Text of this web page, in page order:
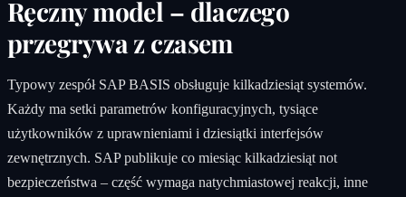
Ręczny model – dlaczego
przegrywa z czasem
Typowy zespół SAP BASIS obsługuje kilkadziesiąt systemów.
Każdy ma setki parametrów konfiguracyjnych, tysiące
użytkowników z uprawnieniami i dziesiątki interfejsów
zewnętrznych. SAP publikuje co miesiąc kilkadziesiąt not
bezpieczeństwa – część wymaga natychmiastowej reakcji, inne